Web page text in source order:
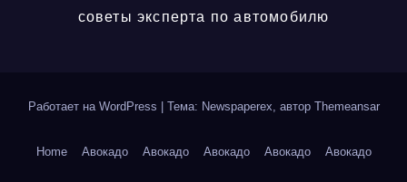
советы эксперта по автомобилю
Работает на WordPress Тема: Newspaperex, автор Themeansar
Home Авокадо Авокадо Авокадо Авокадо Авокадо